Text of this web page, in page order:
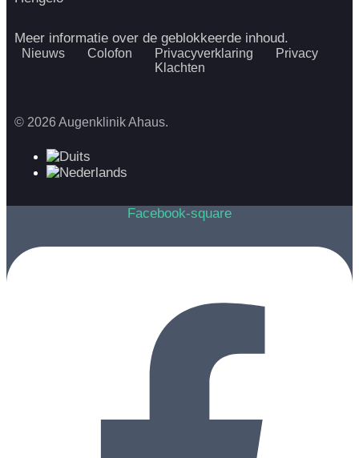
Meer informatie over de geblokkeerde inhoud.
Nieuws Colofon Privacyverklaring
Privacy
Klachten
© 2026 Augenklinik Ahaus.
Facebook-square